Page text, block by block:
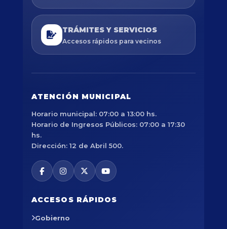
TRÁMITES Y SERVICIOS
Accesos rápidos para vecinos
ATENCIÓN MUNICIPAL
Horario municipal: 07:00 a 13:00 hs.
Horario de Ingresos Públicos: 07:00 a 17:30
hs.
Dirección: 12 de Abril 500.
ACCESOS RÁPIDOS
Gobierno